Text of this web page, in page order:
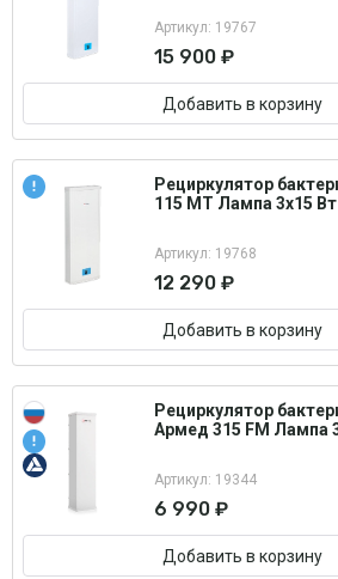
Артикул: 19767
15 900 ₽
Добавить в корзину
Рециркулятор
115 МТ Лампа 3х15 Вт
Артикул: 19768
12 290 ₽
Добавить в корзину
Рециркулятор
Армед 315 FM Лампа
Артикул: 19344
6 990 ₽
Добавить в корзину